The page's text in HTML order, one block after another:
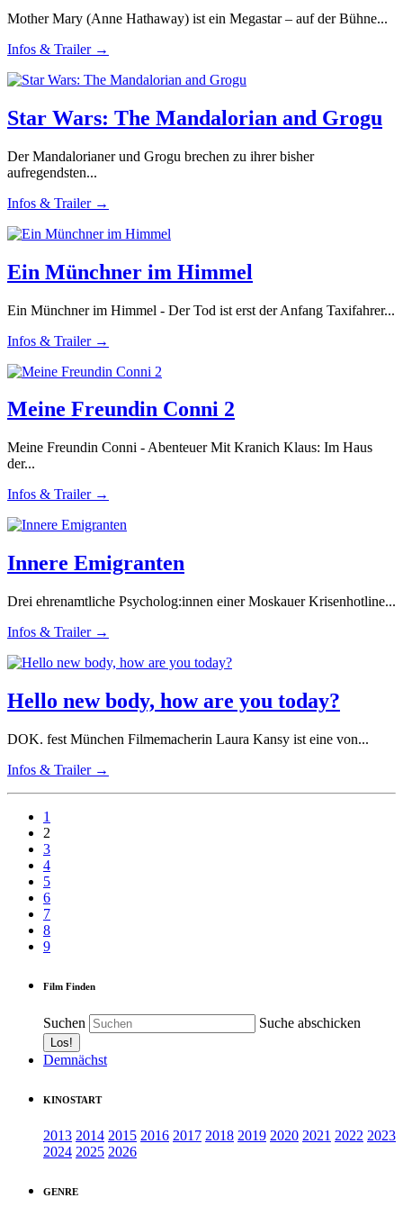
Mother Mary (Anne Hathaway) ist ein Megastar – auf der Bühne...
Infos & Trailer →
Star Wars: The Mandalorian and Grogu
Der Mandalorianer und Grogu brechen zu ihrer bisher
aufregendsten...
Infos & Trailer →
Ein Münchner im Himmel
Ein Münchner im Himmel - Der Tod ist erst der Anfang Taxifahrer...
Infos & Trailer →
Meine Freundin Conni 2
Meine Freundin Conni - Abenteuer Mit Kranich Klaus: Im Haus
der...
Infos & Trailer →
Innere Emigranten
Drei ehrenamtliche Psycholog:innen einer Moskauer Krisenhotline...
Infos & Trailer →
Hello new body, how are you today?
DOK. fest München Filmemacherin Laura Kansy ist eine von...
Infos & Trailer →
1
2
3
4
5
6
7
8
9
Film Finden
Suchen Suche abschicken
Demnächst
KINOSTART
2013 2014 2015 2016 2017 2018 2019 2020 2021 2022 2023
2024 2025 2026
GENRE